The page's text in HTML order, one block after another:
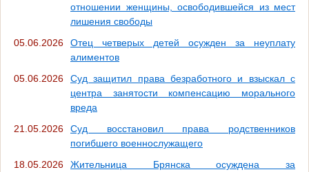
отношении женщины, освободившейся из мест
лишения свободы
05.06.2026
Отец четверых детей осужден за неуплату
алиментов
05.06.2026
Суд защитил права безработного и взыскал с
центра занятости компенсацию морального
вреда
21.05.2026
Суд восстановил права родственников
погибшего военнослужащего
18.05.2026
Жительница Брянска осуждена за